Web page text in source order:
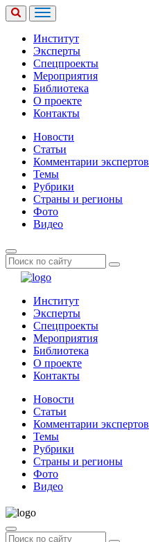
Институт
Эксперты
Спецпроекты
Мероприятия
Библиотека
О проекте
Контакты
Новости
Статьи
Комментарии экспертов
Темы
Рубрики
Страны и регионы
Фото
Видео
Институт
Эксперты
Спецпроекты
Мероприятия
Библиотека
О проекте
Контакты
Новости
Статьи
Комментарии экспертов
Темы
Рубрики
Страны и регионы
Фото
Видео